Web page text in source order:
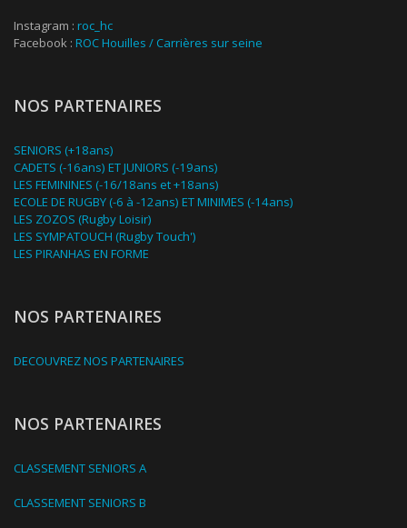
Instagram : roc_hc
Facebook : ROC Houilles / Carrières sur seine
NOS PARTENAIRES
SENIORS (+18ans)
CADETS (-16ans) ET JUNIORS (-19ans)
LES FEMININES (-16/18ans et +18ans)
ECOLE DE RUGBY (-6 à -12ans) ET MINIMES (-14ans)
LES ZOZOS (Rugby Loisir)
LES SYMPATOUCH (Rugby Touch')
LES PIRANHAS EN FORME
NOS PARTENAIRES
DECOUVREZ NOS PARTENAIRES
NOS PARTENAIRES
CLASSEMENT SENIORS A
CLASSEMENT SENIORS B